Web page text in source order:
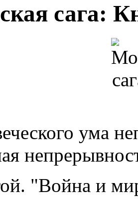
сага:
ума
"Война и